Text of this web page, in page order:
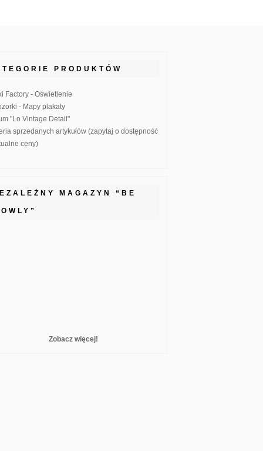
PRODUKTÓW
Factory - Oświetlenie
- Mapy plakaty
"Lo Vintage Detail"
sprzedanych artykułów (zapytaj o dostępność
ceny)
MAGAZYN “BE
Zobacz więcej!